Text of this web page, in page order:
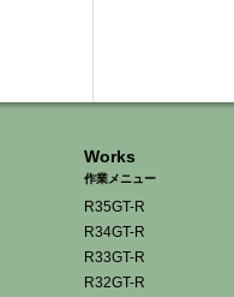
Works
作業メニュー
R35GT-R
R34GT-R
R33GT-R
R32GT-R